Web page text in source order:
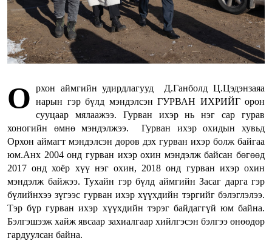
О рхон аймгийн удирдлагууд Д.Ганболд Ц.Цэдэнзаяа
нарын гэр бүлд мэндэлсэн ГУРВАН ИХРИЙГ орон
сууцаар мялаажээ. Гурван ихэр нь нэг сар гурав
хоногийн өмнө мэндэлжээ. Гурван ихэр охидын хувьд
Орхон аймагт мэндэлсэн дөрөв дэх гурван ихэр болж байгаа
юм.Анх 2004 онд гурван ихэр охин мэндэлж байсан бөгөөд
2017 онд хоёр хүү нэг охин, 2018 онд гурван ихэр охин
мэндэлж байжээ. Тухайн гэр бүлд аймгийн Засаг дарга гэр
бүлийнхээ зүгээс гурван ихэр хүүхдийн тэргийг бэлэглэлээ.
Тэр бүр гурван ихэр хүүхдийн тэрэг байдаггүй юм байна.
Бэлгэшээж хайж явсаар захиалгаар хийлгэсэн бэлгээ өнөөдөр
гардуулсан байна.